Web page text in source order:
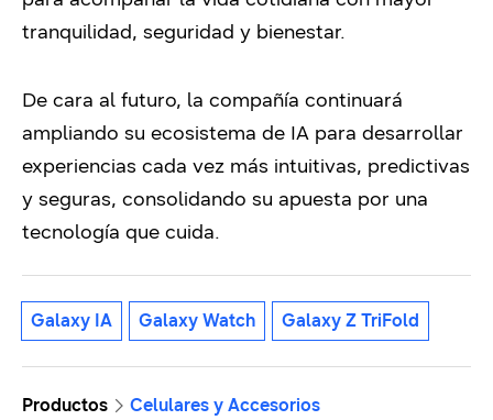
tranquilidad, seguridad y bienestar.
De cara al futuro, la compañía continuará
ampliando su ecosistema de IA para desarrollar
experiencias cada vez más intuitivas, predictivas
y seguras, consolidando su apuesta por una
tecnología que cuida.
Galaxy IA Galaxy Watch Galaxy Z TriFold
Productos
Celulares y Accesorios